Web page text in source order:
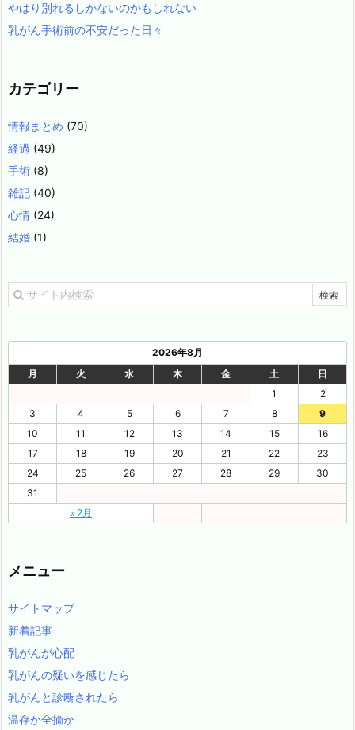
やはり別れるしかないのかもしれない
乳がん手術前の不安だった日々
カテゴリー
情報まとめ (70)
経過 (49)
手術 (8)
雑記 (40)
心情 (24)
結婚 (1)
2026年8月
月
火 水 木 金 土 日
« 2月
1
2
3
4 5 6 7 8
9
10
11 12 13 14 15
16
17
18 19 20 21 22
23
24
25 26 27 28 29
30
31
メニュー
サイトマップ
新着記事
乳がんが心配
乳がんの疑いを感じたら
乳がんと診断されたら
温存か全摘か